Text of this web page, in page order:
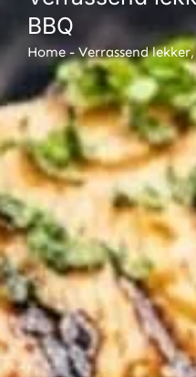
BBQ
Home- Verrassend